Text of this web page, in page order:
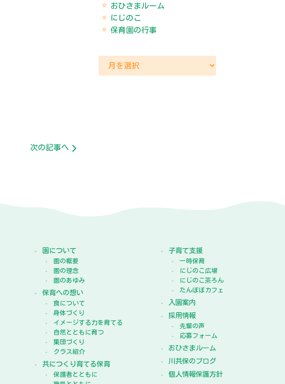
次の記事へ
おひさまルーム
にじのこ
保育園の行事
園について
園の概要
園の理念
園のあゆみ
保育への想い
食について
身体づくり
イメージする力を育てる
自然とともに育つ
集団づくり
クラス紹介
共につくり育てる保育
保護者とともに
子育て支援
一時保育
にじのこ広場
にじのこ茶ろん
たんぽぽカフェ
入園案内
採用情報
先輩の声
応募フォーム
おひさまルーム
川共保のブログ
個人情報保護方針